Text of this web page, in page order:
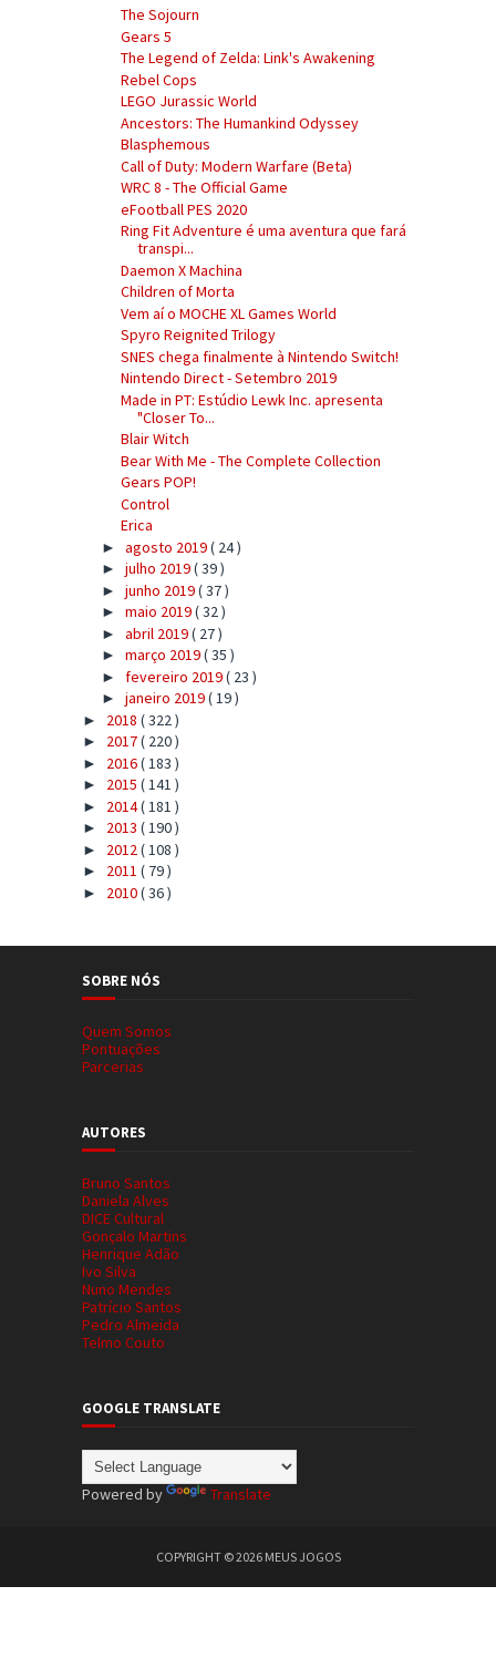
The Sojourn
Gears 5
The Legend of Zelda: Link's Awakening
Rebel Cops
LEGO Jurassic World
Ancestors: The Humankind Odyssey
Blasphemous
Call of Duty: Modern Warfare (Beta)
WRC 8 - The Official Game
eFootball PES 2020
Ring Fit Adventure é uma aventura que fará
transpi...
Daemon X Machina
Children of Morta
Vem aí o MOCHE XL Games World
Spyro Reignited Trilogy
SNES chega finalmente à Nintendo Switch!
Nintendo Direct - Setembro 2019
Made in PT: Estúdio Lewk Inc. apresenta
"Closer To...
Blair Witch
Bear With Me - The Complete Collection
Gears POP!
Control
Erica
► agosto 2019( 24 )
► julho 2019( 39 )
► junho 2019( 37 )
► maio 2019( 32 )
► abril 2019( 27 )
► março 2019( 35 )
► fevereiro 2019( 23 )
► janeiro 2019( 19 )
► 2018 ( 322 )
► 2017( 220 )
► 2016( 183 )
► 2015 ( 141 )
► 2014( 181 )
► 2013 ( 190 )
► 2012 ( 108 )
► 2011 ( 79 )
► 2010( 36 )
SOBRE NÓS
Quem Somos
Pontuações
Parcerias
AUTORES
Bruno Santos
Daniela Alves
DICE Cultural
Gonçalo Martins
Henrique Adão
Ivo Silva
Nuno Mendes
Patrício Santos
Pedro Almeida
Telmo Couto
GOOGLE TRANSLATE
Powered by Translate
COPYRIGHT ©2026 MEUS JOGOS